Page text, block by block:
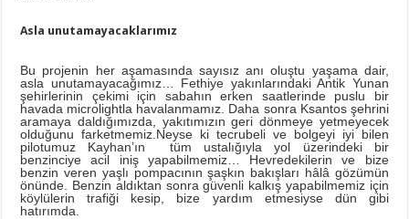
Asla unutamayacaklarımız
Bu projenin her aşamasında sayısız anı oluştu yaşama dair,
asla unutamayacağımız… Fethiye yakınlarındaki Antik Yunan
şehirlerinin çekimi için sabahın erken saatlerinde puslu bir
havada microlightla havalanmamız. Daha sonra Ksantos şehrini
aramaya daldığımızda, yakıtımızın geri dönmeye yetmeyecek
olduğunu farketmemiz.Neyse ki tecrubeli ve bolgeyi iyi bilen
pilotumuz Kayhan’ın tüm ustalığıyla yol üzerindeki bir
benzinciye acil iniş yapabilmemiz… Ηevredekilerin ve bize
benzin veren yaşlı pompacının şaşkın bakışları hâlâ gözümün
önünde. Benzin aldıktan sonra güvenli kalkış yapabilmemiz için
köylülerin trafiği kesip, bize yardım etmesiyse dün gibi
hatırımda.